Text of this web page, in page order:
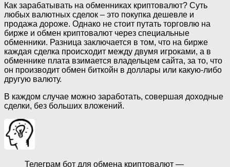
Как зарабатывать на обменниках криптовалют? Суть
любых валютных сделок – это покупка дешевле и
продажа дороже. Однако не стоит путать торговлю на
бирже и обмен криптовалют через специальные
обменники. Разница заключается в том, что на бирже
каждая сделка происходит между двумя игроками, а в
обменнике плата взимается владельцем сайта, за то, что
он производит обмен биткойн в доллары или какую-либо
другую валюту.
В каждом случае можно заработать, совершая доходные
сделки, без больших вложений.
Телеграм бот для обмена криптовалют —